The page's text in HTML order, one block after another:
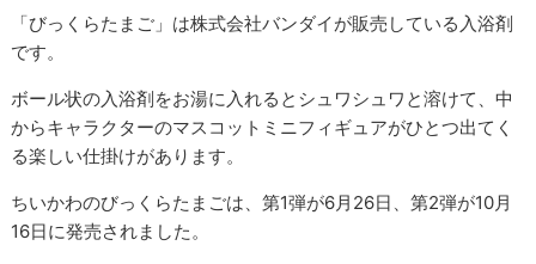
「びっくらたまご」は株式会社バンダイが販売している入浴剤
です。
ボール状の入浴剤をお湯に入れるとシュワシュワと溶けて、中
からキャラクターのマスコットミニフィギュアがひとつ出てく
る楽しい仕掛けがあります。
ちいかわのびっくらたまごは、第1弾が6月26日、第2弾が10月
16日に発売されました。